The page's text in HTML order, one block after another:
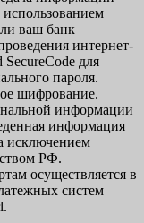
ваш банк
интернет-
для
пароля.
шифрование.
информации
информация
исключением
РФ.
осуществляется в
систем